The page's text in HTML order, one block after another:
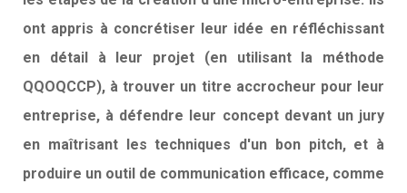
ont appris à concrétiser leur idée en réfléchissant
en détail à leur projet (en utilisant la méthode
QQOQCCP), à trouver un titre accrocheur pour leur
entreprise, à défendre leur concept devant un jury
en maîtrisant les techniques d'un bon pitch, et à
produire un outil de communication efficace, comme